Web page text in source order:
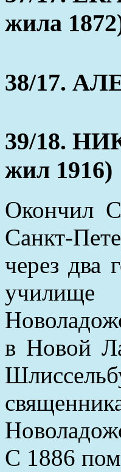
жила
38/17.
39/18.
жил 1916)
Окончил
Санкт-
через два
училище
в Новой
С 1886